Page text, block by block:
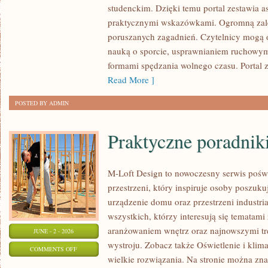
FIZJOTERAPIA
studenckim. Dzięki temu portal zestawia
praktycznymi wskazówkami. Ogromną
poruszanych zagadnień. Czytelnicy
nauką o sporcie, usprawnianiem
formami spędzania wolnego czasu. Portal
Read More ]
POSTED BY ADMIN
JUNE - 2 - 2026
COMMENTS OFFON
PRAKTYCZNE
Praktyczne
M-Loft Design to nowoczesny serwis
przestrzeni, który inspiruje osoby
urządzenie domu oraz przestrzeni
wszystkich, którzy interesują się
aranżowaniem wnętrz oraz najnowszymi
wystroju. Zobacz także Oświetlenie i
wielkie rozwiązania. Na stronie można